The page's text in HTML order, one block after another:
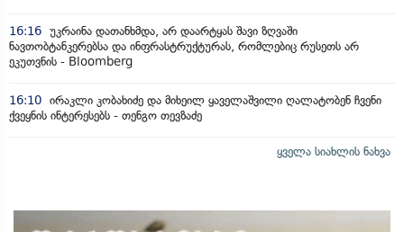
16:16 უკრაინა დათანხმდა, არ დაარტყას შავი ზღვაში
ნავთობტანკერებსა და ინფრასტრუქტურას, რომლებიც რუსეთს არ
ეკუთვნის - Bloomberg
16:10 ირაკლი კობახიძე და მიხეილ ყაველაშვილი ღალატობენ ჩვენი
ქვეყნის ინტერესებს - თენგო თევზაძე
ყველა სიახლის ნახვა